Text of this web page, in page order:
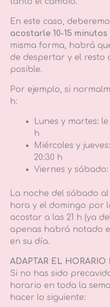
En este caso,
acostarle 10-15
misma forma, habrá
de despertar y el resto
posible.
Por ejemplo, si
h:
Lunes y martes:
h
Miércoles y
20:30 h
Viernes y
La noche del sábado
hora y el domingo por
acostar a las 21 h (ya
apenas habrá notado
en su día.
ADAPTAR EL HORARIO
Si no has sido
horario en toda la
hacer lo siguiente: